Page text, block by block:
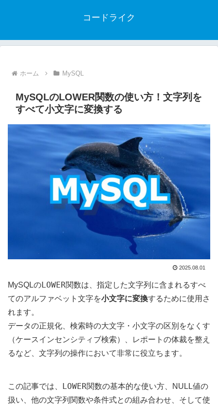
コードライク
ホーム MySQL
MySQLのLOWER関数の使い方！文字列を
すべて小文字に変換する
2025.08.01
MySQLのLOWER関数は、指定した文字列に含まれるすべ
てのアルファベット文字を小文字に変換するために使用さ
れます。
データの正規化、検索時の大文字・小文字の区別をなくす
（ケースインセンシティブ検索）、レポートの体裁を整え
るなど、文字列の操作において非常に役立ちます。
この記事では、 LOWER関数の基本的な使い方、NULL値の
扱い、他の文字列関数や条件式との組み合わせ、そして使